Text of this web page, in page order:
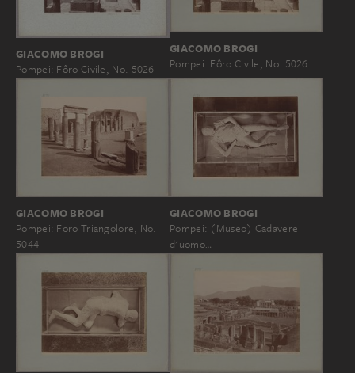
GIACOMO BROGI
Pompei: Fôro Civile, No. 5026
GIACOMO BROGI
Pompei: Fôro Civile, No. 5026
GIACOMO BROGI
Pompei: Foro Triangolore, No.
5044
GIACOMO BROGI
Pompei: (Museo) Cadavere
d'uomo…